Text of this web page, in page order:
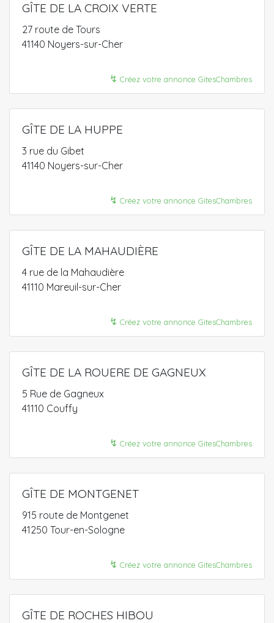
GÎTE DE LA CROIX VERTE
27 route de Tours
41140 Noyers-sur-Cher
↯ Créez votre annonce GitesChambres
GÎTE DE LA HUPPE
3 rue du Gibet
41140 Noyers-sur-Cher
↯ Créez votre annonce GitesChambres
GÎTE DE LA MAHAUDIÈRE
4 rue de la Mahaudière
41110 Mareuil-sur-Cher
↯ Créez votre annonce GitesChambres
GÎTE DE LA ROUERE DE GAGNEUX
5 Rue de Gagneux
41110 Couffy
↯ Créez votre annonce GitesChambres
GÎTE DE MONTGENET
915 route de Montgenet
41250 Tour-en-Sologne
↯ Créez votre annonce GitesChambres
GÎTE DE ROCHES HIBOU